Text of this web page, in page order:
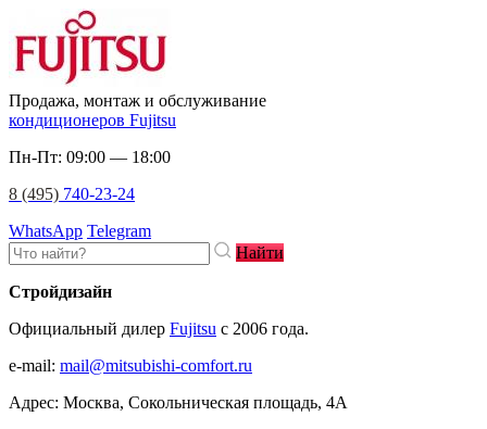
Продажа, монтаж и обслуживание
кондиционеров Fujitsu
Пн-Пт: 09:00 — 18:00
8 (495) 740-23-24
WhatsApp Telegram
Найти
Стройдизайн
Официальный дилер Fujitsu c 2006 года.
e-mail: mail@mitsubishi-comfort.ru
Адрес: Москва, Сокольническая площадь, 4А